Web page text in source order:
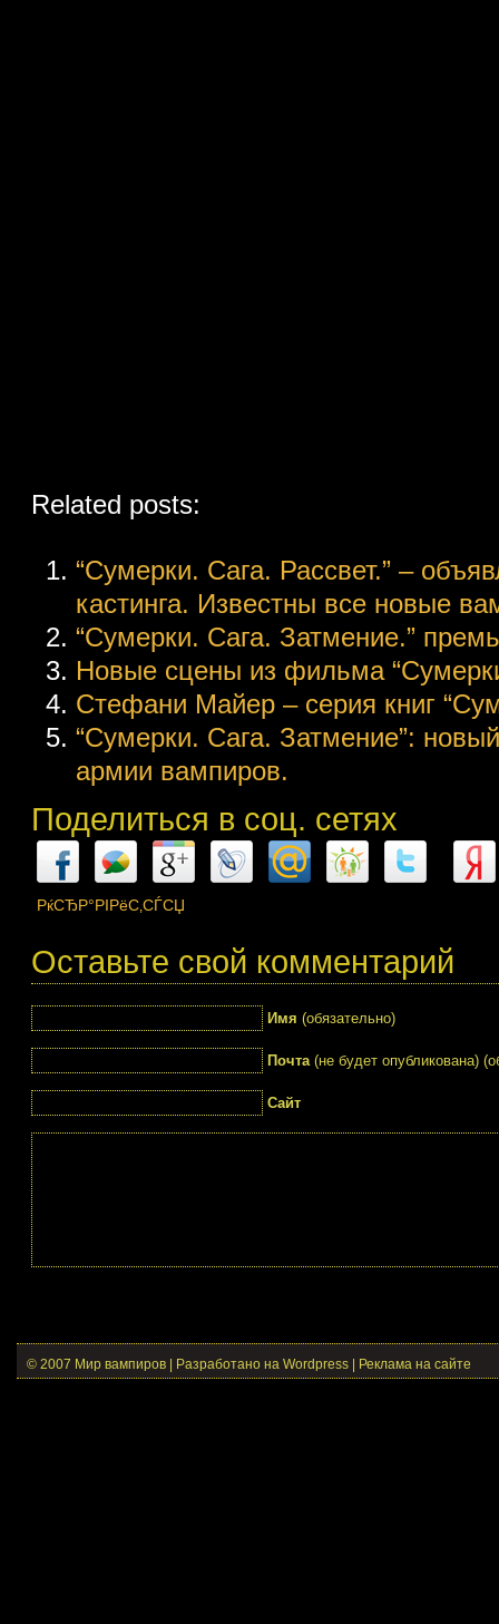
Related posts:
“Сумерки. Сага. Рассвет.” –
кастинга. Известны все новые
“Сумерки. Сага. Затмение.”
Новые сцены из фильма
Стефани Майер – серия книг
“Сумерки. Сага. Затмение”:
армии вампиров.
Поделиться в соц. сетях
РќСЂР°РІРёС‚СЃСЏ
Оставьте свой комментарий
Имя (обязательно)
Почта(не будет опубликована)
Сайт
© 2007 Мир вампиров | Разработано на Wordpress | Реклама на сайте